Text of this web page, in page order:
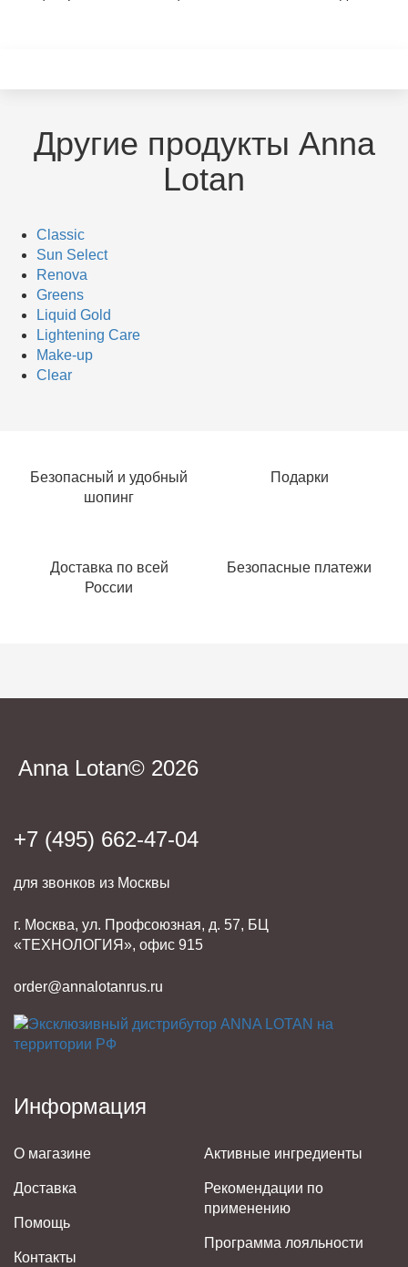
Другие продукты Anna
Lotan
Classic
Sun Select
Renova
Greens
Liquid Gold
Lightening Care
Make-up
Clear
Безопасный и удобный
шопинг
Подарки
Доставка по всей
России
Безопасные платежи
Anna Lotan© 2026
+7 (495) 662-47-04
для звонков из Москвы
г. Москва, ул. Профсоюзная, д. 57, БЦ
«ТЕХНОЛОГИЯ», офис 915
order@annalotanrus.ru
Информация
О магазине
Доставка
Помощь
Контакты
Активные ингредиенты
Рекомендации по
применению
Программа лояльности